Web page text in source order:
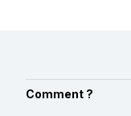
Comment ?